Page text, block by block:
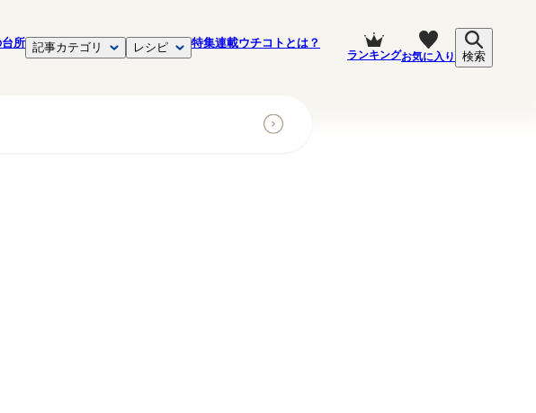
所 記事カテゴリ レシピ 特集連載ウチコトとは？
ランキングお気に入り 検索